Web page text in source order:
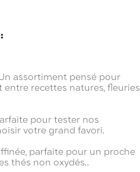
assortiment pensé pour
recettes natures, fleuries
pour tester nos
votre grand favori.
parfaite pour un proche
thés non oxydés..